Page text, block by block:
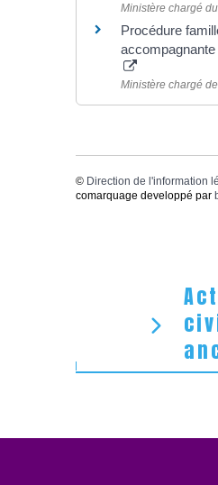
Ministère chargé
Procédure
Ministère chargé
© Direction de l'information
comarquage developpé par